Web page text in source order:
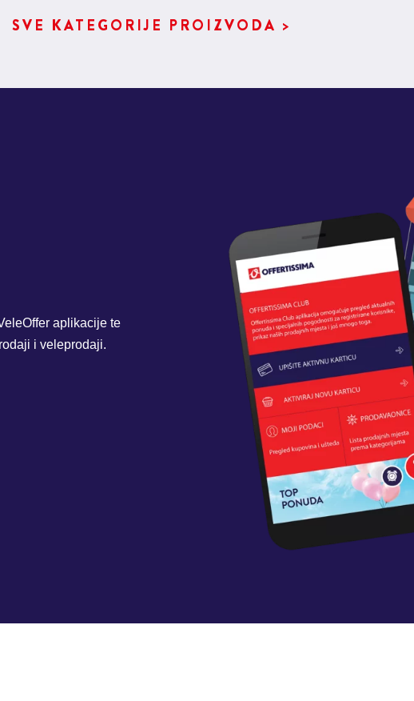
SVE KATEGORIJE PROIZVODA >
aplikacije te
i veleprodaji.